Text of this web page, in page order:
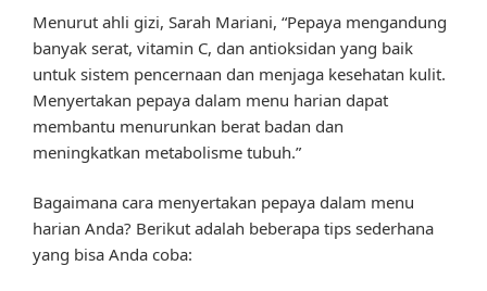
Menurut ahli gizi, Sarah Mariani, “Pepaya mengandung
banyak serat, vitamin C, dan antioksidan yang baik
untuk sistem pencernaan dan menjaga kesehatan kulit.
Menyertakan pepaya dalam menu harian dapat
membantu menurunkan berat badan dan
meningkatkan metabolisme tubuh.”
Bagaimana cara menyertakan pepaya dalam menu
harian Anda? Berikut adalah beberapa tips sederhana
yang bisa Anda coba: